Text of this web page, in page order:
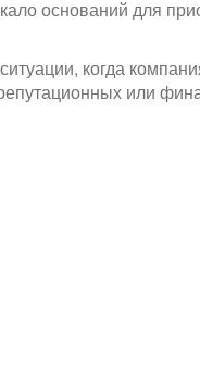
оснований для
когда
или